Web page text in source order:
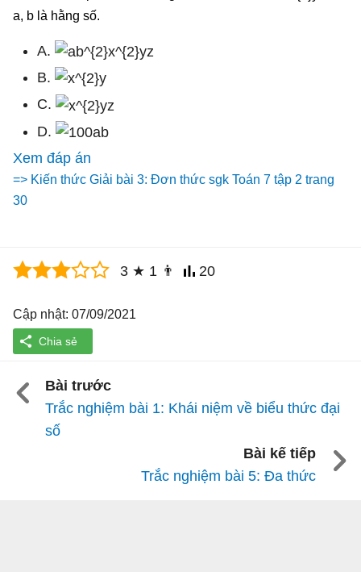
a, b là hằng số.
A.
B.
C.
D.
Xem đáp án
=> Kiến thức Giải bài 3: Đơn thức sgk Toán 7 tập 2 trang
30
3 ★ 1 👨 20
Cập nhật: 07/09/2021
Bài trước
Trắc nghiệm bài 1: Khái niệm về biểu thức đại
số
Bài kế tiếp
Trắc nghiệm bài 5: Đa thức